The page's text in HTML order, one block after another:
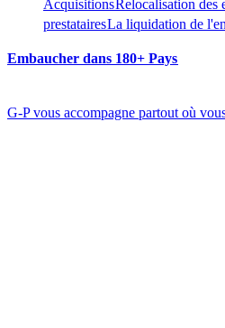
Acquisitions​​Relocalisation des
prestataires​​La liquidation de
Embaucher dans 180+ Pays​​
G-P vous accompagne partout où